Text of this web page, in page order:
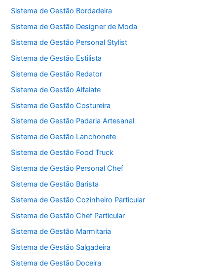
Sistema de Gestão Bordadeira
Sistema de Gestão Designer de Moda
Sistema de Gestão Personal Stylist
Sistema de Gestão Estilista
Sistema de Gestão Redator
Sistema de Gestão Alfaiate
Sistema de Gestão Costureira
Sistema de Gestão Padaria Artesanal
Sistema de Gestão Lanchonete
Sistema de Gestão Food Truck
Sistema de Gestão Personal Chef
Sistema de Gestão Barista
Sistema de Gestão Cozinheiro Particular
Sistema de Gestão Chef Particular
Sistema de Gestão Marmitaria
Sistema de Gestão Salgadeira
Sistema de Gestão Doceira